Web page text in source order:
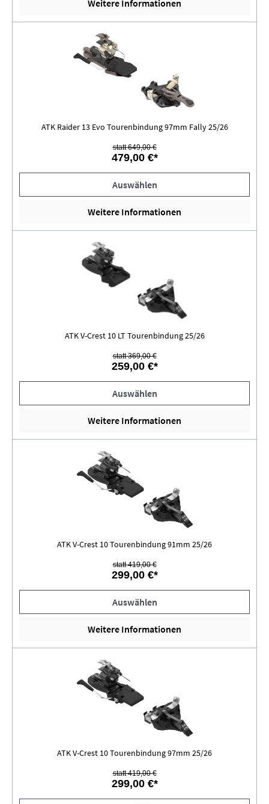
Weitere Informationen
ATK Raider 13 Evo Tourenbindung 97mm Fally 25/26
statt 649,00 €
479,00 €*
Auswählen
Weitere Informationen
ATK V-Crest 10 LT Tourenbindung 25/26
statt 369,00 €
259,00 €*
Auswählen
Weitere Informationen
ATK V-Crest 10 Tourenbindung 91mm 25/26
statt 419,00 €
299,00 €*
Auswählen
Weitere Informationen
ATK V-Crest 10 Tourenbindung 97mm 25/26
statt 419,00 €
299,00 €*